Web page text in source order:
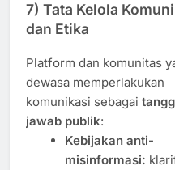
7) Tata Kelola
dan Etika
Platform dan komunitas
dewasa memperlakukan
komunikasi sebagai
jawab publik:
Kebijakan anti-
misinformasi: